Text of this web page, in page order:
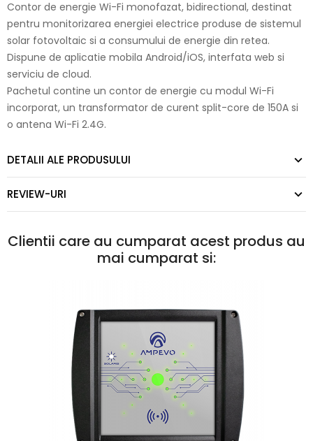
Contor de energie Wi-Fi monofazat, bidirectional, destinat
pentru monitorizarea energiei electrice produse de sistemul
solar fotovoltaic si a consumului de energie din retea.
Dispune de aplicatie mobila Android/iOS, interfata web si
serviciu de cloud.
Pachetul contine un contor de energie cu modul Wi-Fi
incorporat, un transformator de curent split-core de 150A si
o antena Wi-Fi 2.4G.
DETALII ALE PRODUSULUI
REVIEW-URI
Clientii care au cumparat acest produs au
mai cumparat si: